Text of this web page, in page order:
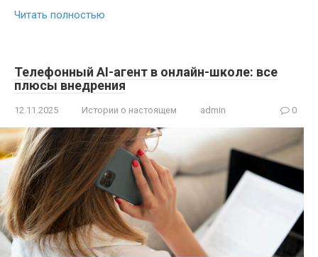
Читать полностью
Телефонный AI-агент в онлайн-школе: все
плюсы внедрения
12.11.2025 Истории о настоящем admin 0